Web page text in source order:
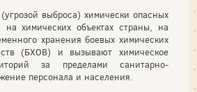
выброса) химически опасных
на химических объектах страны, на
хранения боевых химических
(БХОВ) и вызывают химическое
за пределами санитарно-
персонала и населения.